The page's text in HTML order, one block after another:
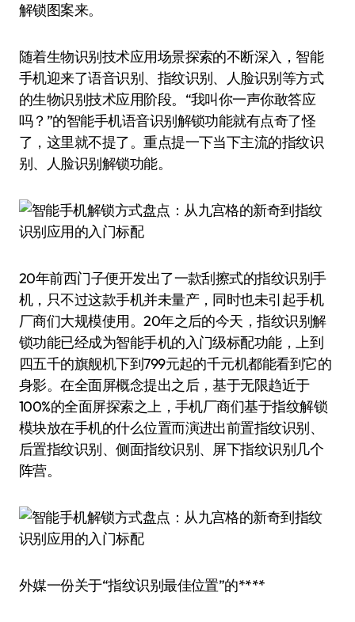
解锁图案来。
随着生物识别技术应用场景探索的不断深入，智能
手机迎来了语音识别、指纹识别、人脸识别等方式
的生物识别技术应用阶段。“我叫你一声你敢答应
吗？”的智能手机语音识别解锁功能就有点奇了怪
了，这里就不提了。重点提一下当下主流的指纹识
别、人脸识别解锁功能。
20年前西门子便开发出了一款刮擦式的指纹识别手
机，只不过这款手机并未量产，同时也未引起手机
厂商们大规模使用。20年之后的今天，指纹识别解
锁功能已经成为智能手机的入门级标配功能，上到
四五千的旗舰机下到799元起的千元机都能看到它的
身影。在全面屏概念提出之后，基于无限趋近于
100%的全面屏探索之上，手机厂商们基于指纹解锁
模块放在手机的什么位置而演进出前置指纹识别、
后置指纹识别、侧面指纹识别、屏下指纹识别几个
阵营。
外媒一份关于“指纹识别最佳位置”的****